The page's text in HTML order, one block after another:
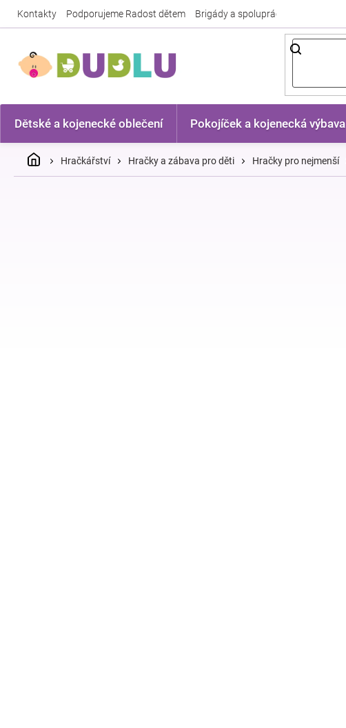
Kontakty Podporujeme Radost dětem Brigády a spolupráce
Dětské a kojenecké oblečení Pokojíček a kojenecká výbava
DomůHračkářství Hračky a zábava pro děti Hračky pro nejmenší